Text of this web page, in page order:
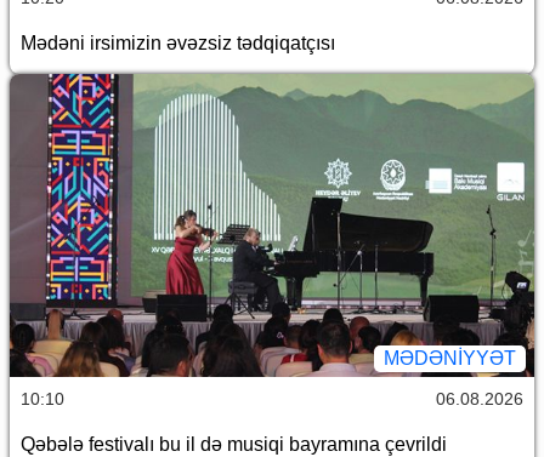
Mədəni irsimizin əvəzsiz tədqiqatçısı
MƏDƏNIYYƏT
10:10 06.08.2026
Qəbələ festivalı bu il də musiqi bayramına çevrildi